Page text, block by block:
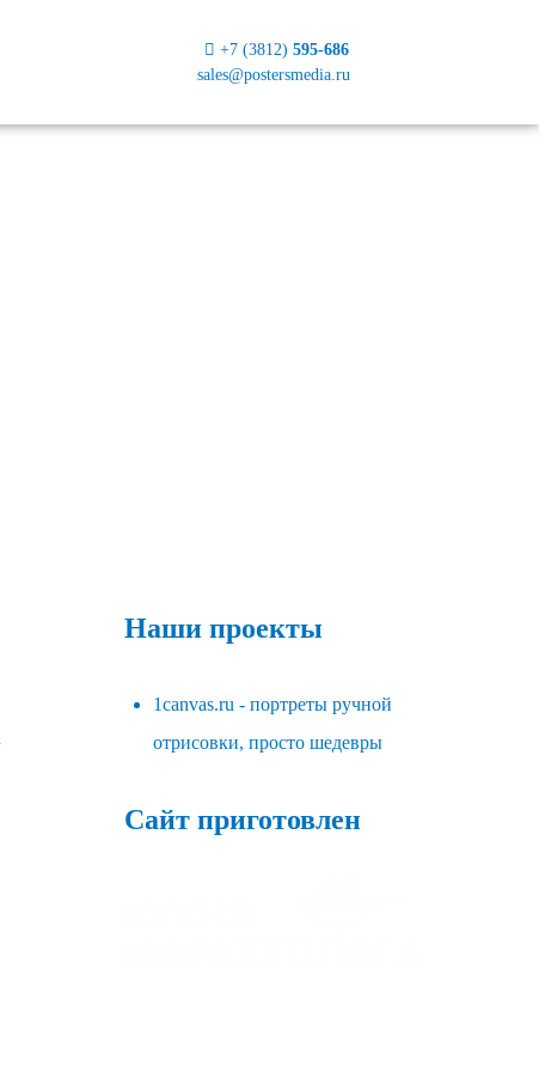
+7 (3812)595-686
sales@postersmedia.ru
Наши проекты
1canvas.ru - портреты ручной
отрисовки, просто шедевры
Сайт приготовлен